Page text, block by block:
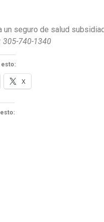
un seguro de salud
305-740-1340
esto:
X